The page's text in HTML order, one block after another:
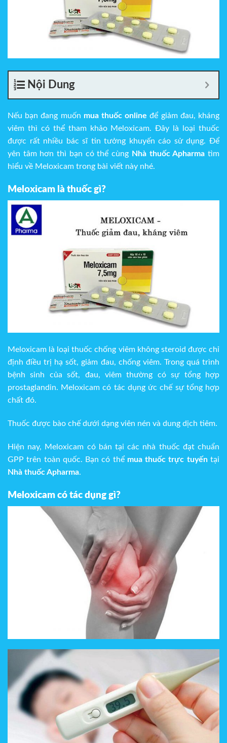
Nội Dung
Nếu bạn đang muốn mua thuốc online để giảm đau, kháng
viêm thì có thể tham khảo Meloxicam. Đây là loại thuốc
được rất nhiều bác sĩ tin tưởng khuyến cáo sử dụng. Để
yên tâm hơn thì bạn có thể cùng Nhà thuốc Apharma tìm
hiểu về Meloxicam trong bài viết này nhé.
Meloxicam là thuốc gì?
Meloxicam là loại thuốc chống viêm không steroid được chỉ
định điều trị hạ sốt, giảm đau, chống viêm. Trong quá trình
bệnh sinh của sốt, đau, viêm thường có sự tổng hợp
prostaglandin. Meloxicam có tác dụng ức chế sự tổng hợp
chất đó.
Thuốc được bào chế dưới dạng viên nén và dung dịch tiêm.
Hiện nay, Meloxicam có bán tại các nhà thuốc đạt chuẩn
GPP trên toàn quốc. Bạn có thể mua thuốc trực tuyếntại
Nhà thuốc Apharma.
Meloxicam có tác dụng gì?